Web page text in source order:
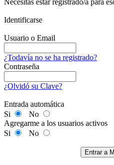
Necesitas estar registrado/a para
Identificarse
Usuario o Email
¿Todavía no se ha registrado?
Contraseña
¿Olvidó su Clave?
Entrada automática
Si
No
Agregarme a los usuarios activos
Si
No
Entrar a